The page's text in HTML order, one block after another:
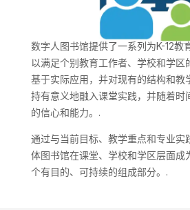
数字人图书馆提供了一系列为K-12教
以满足个别教育工作者、学校和学区
基于实际应用，并对现有的结构和教
持有意义地融入课堂实践，并随着时
的信心和能力。.
通过与当前目标、教学重点和专业实
体图书馆在课堂、学校和学区层面成
个有目的、可持续的组成部分。.